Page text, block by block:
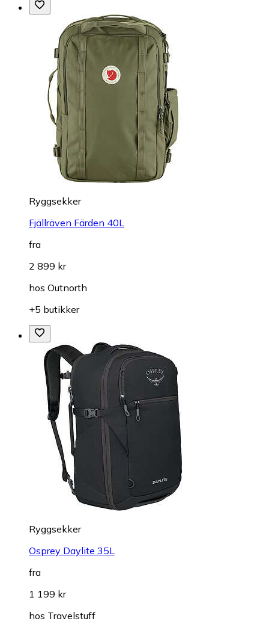
Ryggsekker
Fjällräven Färden 40L
fra
2 899 kr
hos Outnorth
+5 butikker
Ryggsekker
Osprey Daylite 35L
fra
1 199 kr
hos Travelstuff